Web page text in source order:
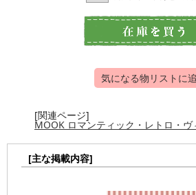
気になる物リストに
[関連ページ]
MOOK ロマンティック・レトロ・ヴ
[主な掲載内容]